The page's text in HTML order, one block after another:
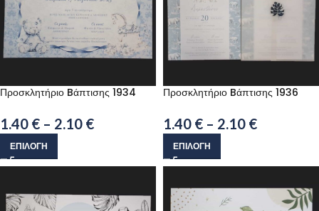
Προσκλητήριο Bάπτισης 1934
1.40 € – 2.10 €
ΕΠΙΛΟΓΉ
Προσκλητήριο Bάπτισης 1936
1.40 € – 2.10 €
ΕΠΙΛΟΓΉ